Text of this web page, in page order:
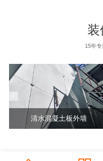
装
15年
清水混凝土板外墙